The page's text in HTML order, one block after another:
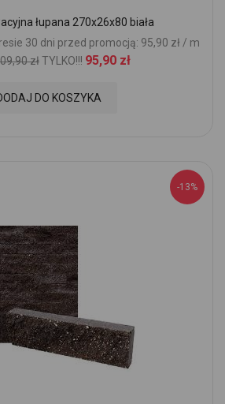
łupana 270x26x80 biała
30 dni przed promocją: 95,90 zł / m
złTYLKO!!! 95,90 zł
DO KOSZYKA
Ulubionych
-13%